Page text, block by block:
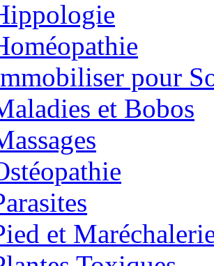
pour
et Bobos
et